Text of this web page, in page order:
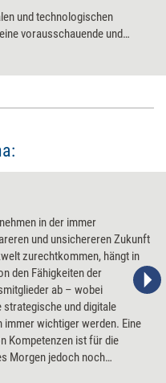
und technologischen
vorausschauende und
in der immer
und unsichereren Zukunft
zurechtkommen, hängt in
den Fähigkeiten der
ab – wobei
strategische und digitale
immer wichtiger werden. Eine
Kompetenzen ist für die
Morgen jedoch noch